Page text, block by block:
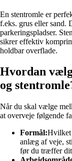
En stentromle er
f.eks. grus eller sand.
parkeringspladser.
sikrer effektiv
holdbar overflade.
Hvordan
og
Når du skal vælge
at overveje følgende
Formål:Hvilket
anlæg af veje,
før du træffer